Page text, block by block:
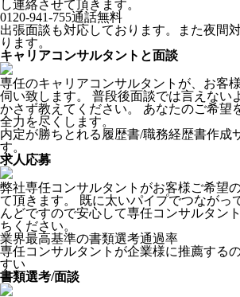
し連絡させて頂きます。
0120-941-755通話無料
出張面談も対応しております。また夜間
ります。
キャリアコンサルタントと面談
専任のキャリアコンサルタントが、お客
伺い致します。 普段後面談では言えない
かさず教えてください。 あなたのご希望
全力を尽くします。
内定が勝ちとれる履歴書/職務経歴書作成
す。
求人応募
弊社専任コンサルタントがお客様ご希望
て頂きます。 既に太いパイプでつながっ
んどですので安心して専任コンサルタン
ちください。
業界最高基準の書類選考通過率
専任コンサルタントが企業様に推薦する
すい
書類選考/面談